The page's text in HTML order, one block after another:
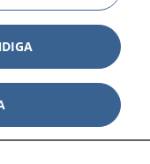
Visa
Visa
Visa